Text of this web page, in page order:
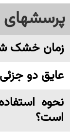
پرسشهای
زمان خشک
عایق دو
نحوه
است؟